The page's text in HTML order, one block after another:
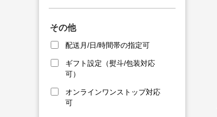
その他
配送月/日/時間帯の指定可
ギフト設定（熨斗/包装対応
可）
オンラインワンストップ対応
可